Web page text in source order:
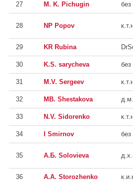
27 M. K. Pichugin без
28 NP Popov
29 KR Rubina
30 K.S. sarycheva без
31 M.V. Sergeev
32 МВ. Shestakova
33 N.V. Sidorenko
34 I Smirnov без
35 А.Б. Solovieva
36 А.А. Storozhenko